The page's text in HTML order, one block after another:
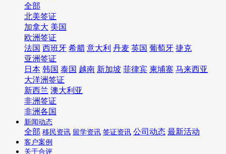
全部
北美签证
加拿大 美国
欧洲签证
法国 西班牙 希腊 意大利 丹麦 英国 葡萄牙 捷克
亚洲签证
日本 韩国 泰国 越南 新加坡 菲律宾 柬埔寨 马来西亚
大洋洲签证
新西兰 澳大利亚
非洲签证
非洲各国
新闻动态
全部 移民资讯 留学资讯 签证资讯 公司动态 最新活动
客户案例
关于合评